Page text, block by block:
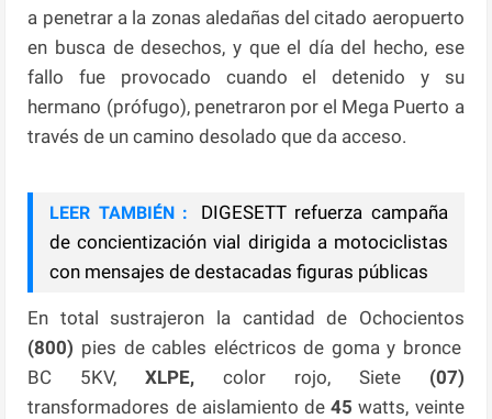
a penetrar a la zonas aledañas del citado aeropuerto
en busca de desechos, y que el día del hecho, ese
fallo fue provocado cuando el detenido y su
hermano (prófugo), penetraron por el Mega Puerto a
través de un camino desolado que da acceso.
LEER TAMBIÉN :
DIGESETT refuerza campaña
de concientización vial dirigida a motociclistas
con mensajes de destacadas figuras públicas
En total sustrajeron la cantidad de Ochocientos
(800) pies de cables eléctricos de goma y bronce
BC 5KV,XLPE, color rojo, Siete (07)
transformadores de aislamiento de 45 watts, veinte